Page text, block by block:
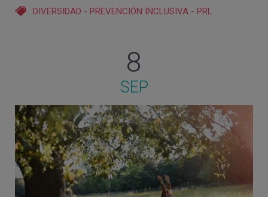
DIVERSIDAD - PREVENCIÓN INCLUSIVA - PRL
8
SEP